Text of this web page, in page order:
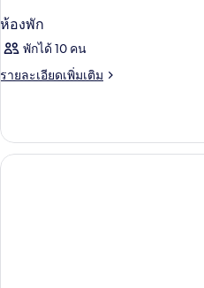
ห้องพัก
พักได้ 10 คน
รายละเอียดเพิ่มเติม
ราย
เกี่ยว
กับ
ห้อง